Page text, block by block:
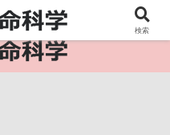
情報インフラ。
検索